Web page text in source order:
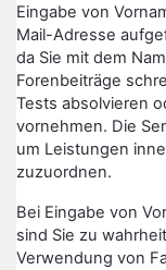
Eingabe von
Mail-Adresse
da Sie mit dem
Forenbeiträge
Tests absolvieren
vornehmen. Die
um Leistungen
zuzuordnen.
Bei Eingabe von
sind Sie zu
Verwendung von